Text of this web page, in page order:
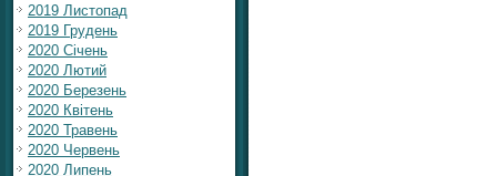
2019 Листопад
2019 Грудень
2020 Січень
2020 Лютий
2020 Березень
2020 Квітень
2020 Травень
2020 Червень
2020 Липень